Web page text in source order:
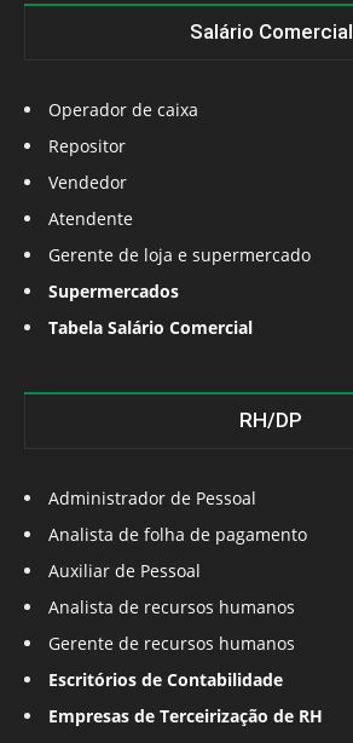
Salário Comercial
Operador de caixa
Repositor
Vendedor
Atendente
Gerente de loja e supermercado
Supermercados
Tabela Salário Comercial
RH/DP
Administrador de Pessoal
Analista de folha de pagamento
Auxiliar de Pessoal
Analista de recursos humanos
Gerente de recursos humanos
Escritórios de Contabilidade
Empresas de Terceirização de RH